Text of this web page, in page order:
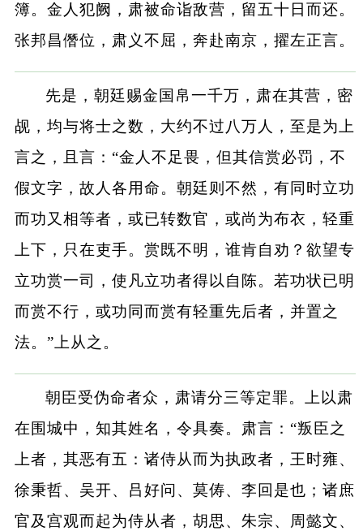
簿。金人犯阙，肃被命诣敌营，留五十日而还。
张邦昌僭位，肃义不屈，奔赴南京，擢左正言。
先是，朝廷赐金国帛一千万，肃在其营，密
觇，均与将士之数，大约不过八万人，至是为上
言之，且言：“金人不足畏，但其信赏必罚，不
假文字，故人各用命。朝廷则不然，有同时立功
而功又相等者，或已转数官，或尚为布衣，轻重
上下，只在吏手。赏既不明，谁肯自劝？欲望专
立功赏一司，使凡立功者得以自陈。若功状已明
而赏不行，或功同而赏有轻重先后者，并置之
法。”上从之。
朝臣受伪命者众，肃请分三等定罪。上以肃
在围城中，知其姓名，令具奏。肃言：“叛臣之
上者，其恶有五：诸侍从而为执政者，王时雍、
徐秉哲、吴开、吕好问、莫俦、李回是也；诸庶
官及宫观而起为侍从者，胡思、朱宗、周懿文、